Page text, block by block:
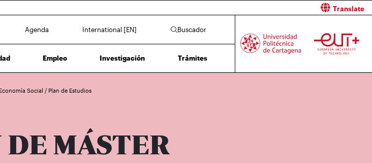
Translate
Agenda International [EN] Buscador
Empleo Investigación Trámites
Social / Plan de Estudios
MÁSTER